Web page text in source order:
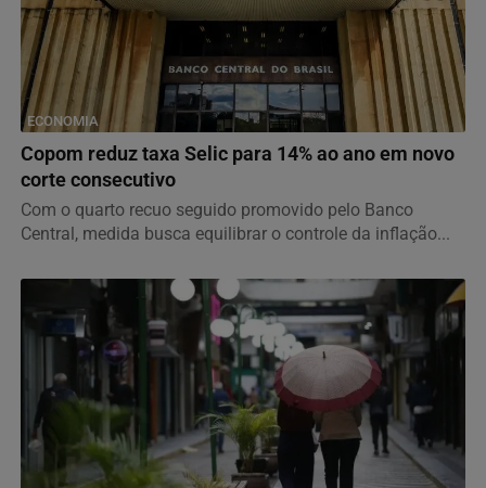
ECONOMIA
Copom reduz taxa Selic para 14% ao ano em novo
corte consecutivo
Com o quarto recuo seguido promovido pelo Banco
Central, medida busca equilibrar o controle da inflação...